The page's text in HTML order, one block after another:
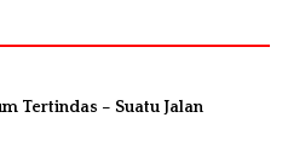
Tertindas – Suatu Jalan